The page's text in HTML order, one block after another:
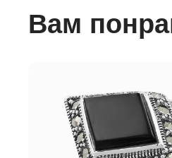
Вам